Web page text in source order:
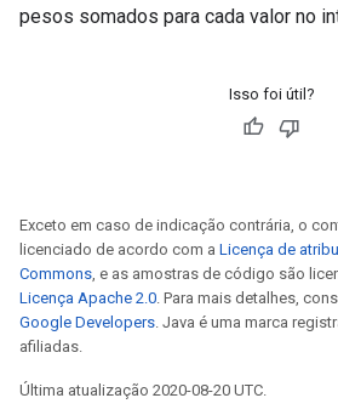
pesos somados para cada valor no
Isso foi útil?
Exceto em caso de indicação contrária, o
licenciado de acordo com a Licença de
Commons, e as amostras de código são
Licença Apache 2.0. Para mais detalhes,
Google Developers. Java é uma marca
afiliadas.
Última atualização 2020-08-20 UTC.